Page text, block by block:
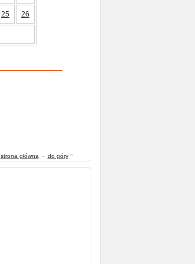
25 26
strona główna - do góry^